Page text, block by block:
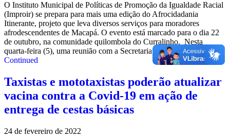
O Instituto Municipal de Políticas de Promoção da Igualdade Racial
(Improir) se prepara para mais uma edição do Afrocidadania
Itinerante, projeto que leva diversos serviços para moradores
afrodescendentes de Macapá. O evento está marcado para o dia 22
de outubro, na comunidade quilombola do Curralinho. Nesta
quarta-feira (5), uma reunião com a Secretaria Municipal de …
Continued
Taxistas e mototaxistas poderão atualizar
vacina contra a Covid-19 em ação de
entrega de cestas básicas
24 de fevereiro de 2022